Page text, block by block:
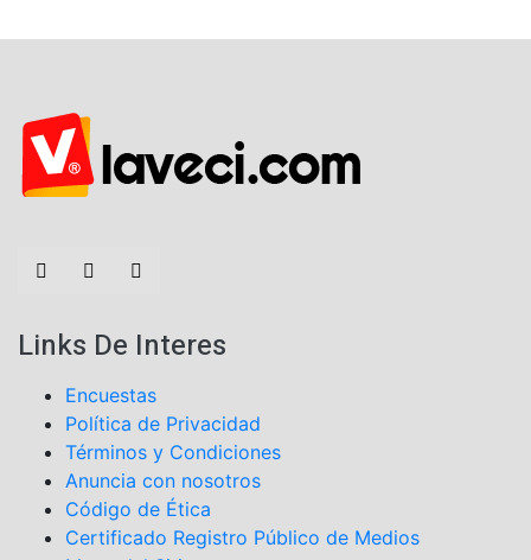
Links De Interes
Encuestas
Política de Privacidad
Términos y Condiciones
Anuncia con nosotros
Código de Ética
Certificado Registro Público de Medios